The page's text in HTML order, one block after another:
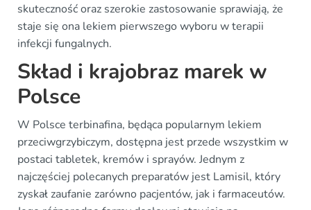
skuteczność oraz szerokie zastosowanie sprawiają, że
staje się ona lekiem pierwszego wyboru w terapii
infekcji fungalnych.
Skład i krajobraz marek w
Polsce
W Polsce terbinafina, będąca popularnym lekiem
przeciwgrzybiczym, dostępna jest przede wszystkim w
postaci tabletek, kremów i sprayów. Jednym z
najczęściej polecanych preparatów jest Lamisil, który
zyskał zaufanie zarówno pacjentów, jak i farmaceutów.